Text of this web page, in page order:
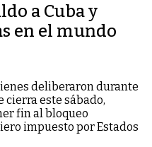
a Cuba y
en el mundo
deliberaron durante
cierra este sábado,
fin al bloqueo
impuesto por Estados